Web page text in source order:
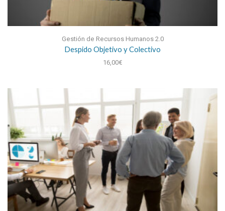
Gestión de Recursos Humanos 2.0
Despido Objetivo y Colectivo
16,00€